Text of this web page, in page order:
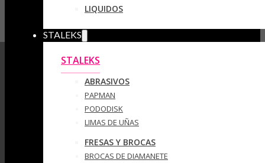
LIQUIDOS
STALEKS
STALEKS
ABRASIVOS
PAPMAN
PODODISK
LIMAS DE UÑAS
FRESAS Y BROCAS
BROCAS DE DIAMANETE